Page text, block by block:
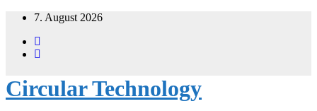
Zum
springen
7. August 2026
Circular Technology